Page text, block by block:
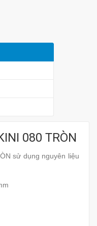
080 TRÒN
sử dụng nguyên liệu